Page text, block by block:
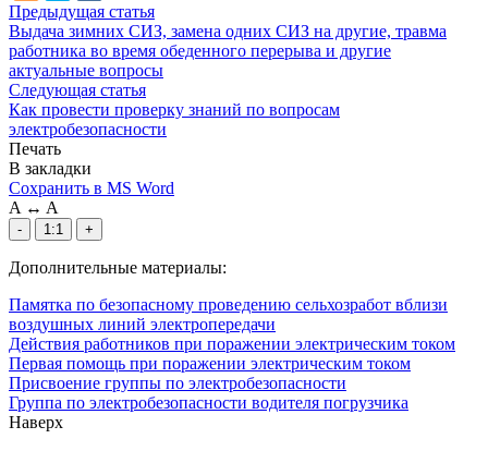
Предыдущая статья
Выдача зимних СИЗ, замена одних СИЗ на другие, травма
работника во время обеденного перерыва и другие
актуальные вопросы
Следующая статья
Как провести проверку знаний по вопросам
электробезопасности
Печать
В закладки
Сохранить в MS Word
A ↔ A
- 1:1 +
Дополнительные материалы:
Памятка по безопасному проведению сельхозработ вблизи
воздушных линий электропередачи
Действия работников при поражении электрическим током
Первая помощь при поражении электрическим током
Присвоение группы по электробезопасности
Группа по электробезопасности водителя погрузчика
Наверх